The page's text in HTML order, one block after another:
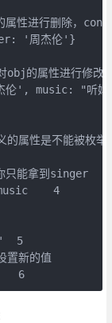
进行删除，
'周杰伦'}
的属性进行修
', music: "听妈
属性是不能被枚举
只能拿到singer
4
'  5
新的值
console.log(obj.music);   // '夜曲'    6